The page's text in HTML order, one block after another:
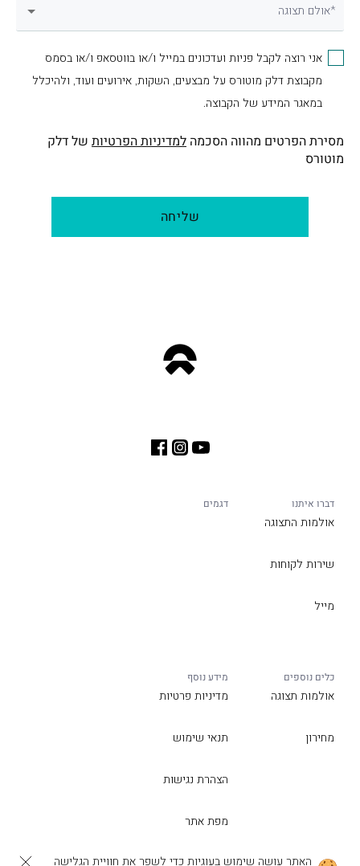
אולם תצוגה*
אני רוצה לקבל פניות ועדכונים במייל ו/או בווטסאפ ו/או בסמס
מקבוצת דלק מוטורס על מבצעים, השקות, אירועים ועוד, ולהיכלל
במאגר המידע של הקבוצה.
מסירת הפרטים מהווה הסכמה למדיניות הפרטיות של דלק
מוטורס
שליחה
דברו איתנו
אולמות התצוגה
שירות לקוחות
מייל
דגמים
כלים נוספים
אולמות תצוגה
מחירון
מידע נוסף
מדיניות פרטיות
תנאי שימוש
הצהרת נגישות
מפת אתר
האתר עושה שימוש בעוגיות כדי לשפר את חוויית הגלישה